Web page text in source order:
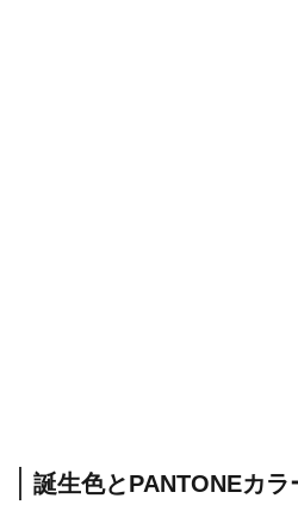
誕生色とPANTONEカラ